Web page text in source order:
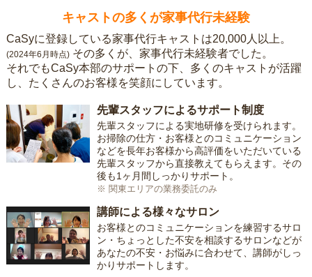
キャストの多くが家事代行未経験
CaSyに登録している家事代行キャストは20,000人以上。
(2024年6月時点) その多くが、家事代行未経験者でした。
それでもCaSy本部のサポートの下、多くのキャストが活躍
し、たくさんのお客様を笑顔にしています。
先輩スタッフによるサポート制度
先輩スタッフによる実地研修を受けられます。
お掃除の仕方・お客様とのコミュニケーション
などを長年お客様から高評価をいただいている
先輩スタッフから直接教えてもらえます。その
後も1ヶ月間しっかりサポート。
※ 関東エリアの業務委託のみ
講師による様々なサロン
お客様とのコミュニケーションを練習するサロ
ン・ちょっとした不安を相談するサロンなどが
あなたの不安・お悩みに合わせて、講師がしっ
かりサポートします。